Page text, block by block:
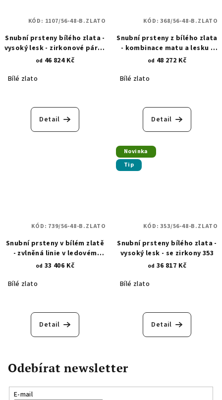
Snubní prsteny bílého zlata -
vysoký lesk - zirkonové páry -
1107
od 46 824 Kč
Bílé zlato
Detail
KÓD: 1107/56-48-B.ZLATO
Snubní prsteny z bílého zlata
- kombinace matu a lesku -
pískované proužky 368
od 48 272 Kč
Bílé zlato
Detail
KÓD:368/56-48-B.ZLATO
Snubní prsteny v bílém zlatě
- zvlněná linie v ledovém
matu 739
od 33 406 Kč
Bílé zlato
Detail
KÓD: 739/56-48-B.ZLATO
Novinka
Tip
Snubní prsteny bílého zlata -
vysoký lesk - se zirkony 353
od 36 817 Kč
Bílé zlato
Detail
KÓD:353/56-48-B.ZLATO
Odebírat newsletter
E-mail